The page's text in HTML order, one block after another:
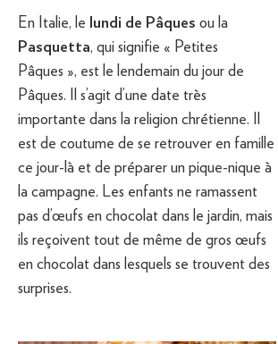
En Italie, le lundi de Pâques ou la
Pasquetta, qui signifie « Petites
Pâques », est le lendemain du jour de
Pâques. Il s’agit d’une date très
importante dans la religion chrétienne. Il
est de coutume de se retrouver en famille
ce jour-là et de préparer un pique-nique à
la campagne. Les enfants ne ramassent
pas d’œufs en chocolat dans le jardin, mais
ils reçoivent tout de même de gros œufs
en chocolat dans lesquels se trouvent des
surprises.